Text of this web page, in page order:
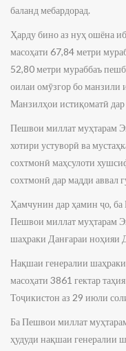
баланд мебардорад.
Ҳарду бино аз нуҳ ошёна
масоҳати 67,84 метри
52,80 метри мураббаъ
оилаи омӯзгор бо манзили
Манзилҳои истиқоматӣ
Пешвои миллат муҳтарам
хотири устуворӣ ва
сохтмонӣ маҳсулоти
сохтмонӣ дар мадди аввал
Ҳамчунин дар ҳамин ҷо,
Пешвои миллат муҳтарам
шаҳраки Данғараи ноҳияи
Нақшаи генералии
масоҳати 3861 гектар
Тоҷикистон аз 29 июли
Ба Пешвои миллат
ҳудуди нақшаи генералии